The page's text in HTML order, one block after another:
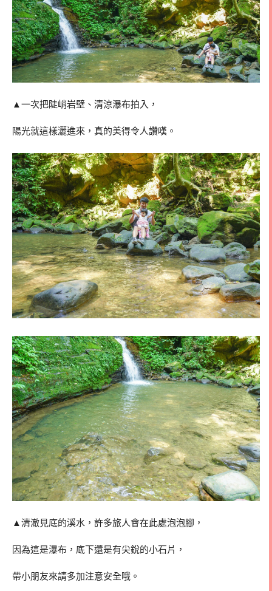
▲一次把陡峭岩壁、清涼瀑布拍入，
陽光就這樣灑進來，真的美得令人讚嘆。
▲清澈見底的溪水，許多旅人會在此處泡泡腳，
因為這是瀑布，底下還是有尖銳的小石片，
帶小朋友來請多加注意安全哦。